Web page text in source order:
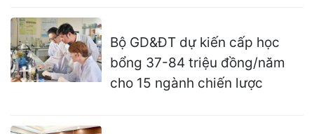
Bộ GD&ĐT dự kiến cấp học
bổng 37-84 triệu đồng/năm
cho 15 ngành chiến lược